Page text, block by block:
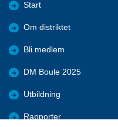
Start
Om distriktet
Bli medlem
DM Boule 2025
Utbildning
Rapporter